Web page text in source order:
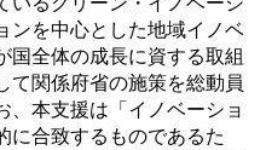
ンを中心とした地域イノベ
国全体の成長に資する取組
て関係府省の施策を総動員
、本支援は「イノベーショ
に合致するものであるた